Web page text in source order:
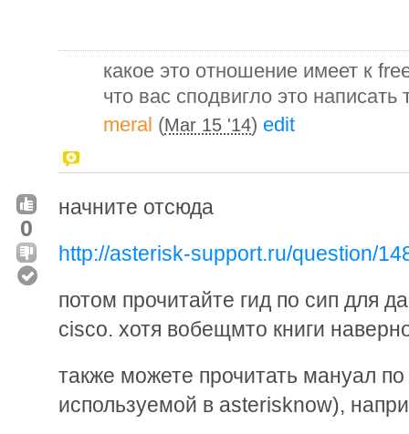
какое это отношение имеет к
что вас сподвигло это написать
meral (Mar 15 '14) edit
0
начните отсюда
http://asterisk-support.ru/question/
потом прочитайте гид по сип для
cisco. хотя вобещмто книги
также можете прочитать мануал
используемой в asterisknow),